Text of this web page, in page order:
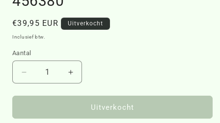
Normale
prijs
€39,95 EUR Uitverkocht
Inclusief btw.
Aantal
Aantal
verlagen
voor
Kithcen
Aantal
verhogen
voor
Classic
Kithcen
Uitverkocht